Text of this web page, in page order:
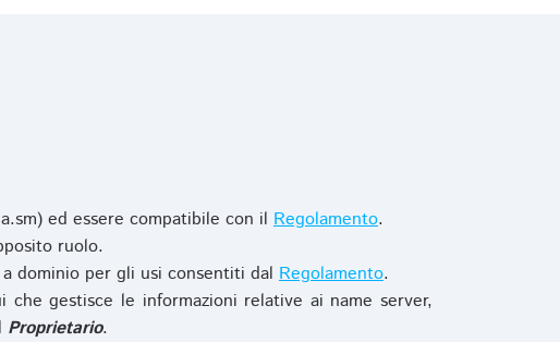
ed essere compatibile con il Regolamento.
ruolo.
dominio per gli usi consentiti dal Regolamento.
che gestisce le informazioni relative ai name server,
Proprietario.